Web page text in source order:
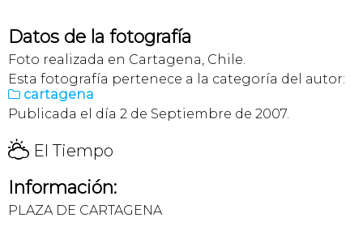
Datos de la fotografía
Foto realizada en Cartagena, Chile.
Esta fotografía pertenece a la categoría del autor:
 cartagena
Publicada el día 2 de Septiembre de 2007.
H El Tiempo
Información:
PLAZA DE CARTAGENA